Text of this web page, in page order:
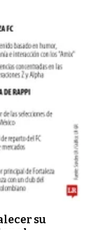
su